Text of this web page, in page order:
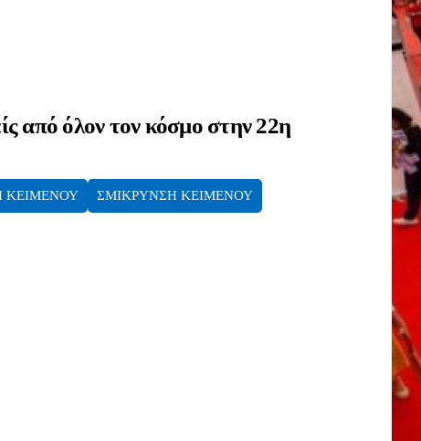
από όλον τον κόσμο στην 22η
ΚΕΙΜΕΝΟΥ ΣΜΙΚΡΥΝΣΗ ΚΕΙΜΕΝΟΥ